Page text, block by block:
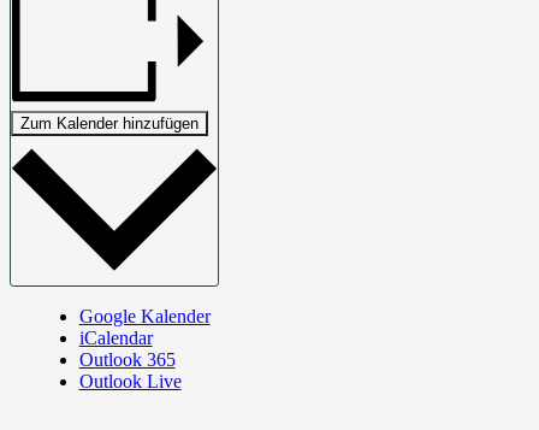
Zum Kalender hinzufügen
Google Kalender
iCalendar
Outlook 365
Outlook Live